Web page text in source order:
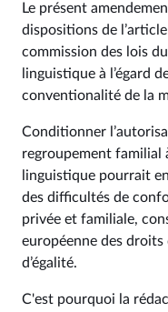
Le présent
dispositions de
commission des lois
linguistique à l’égard
conventionalité de la
Conditionner
regroupement familial
linguistique pourrait
des difficultés de
privée et familiale,
européenne des droits
d’égalité.
C'est pourquoi la